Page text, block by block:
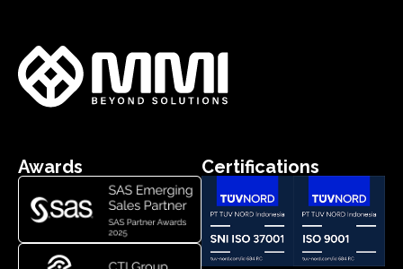
Awards Certifications